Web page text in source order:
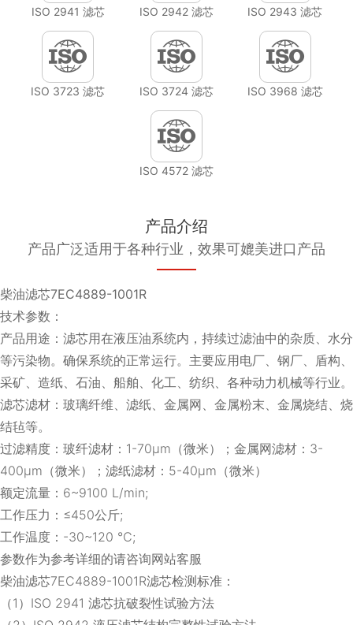
ISO 2941 滤芯 ISO 2942 滤芯 ISO 2943 滤芯
ISO 3723 滤芯 ISO 3724 滤芯 ISO 3968 滤芯
ISO 4572 滤芯
产品介绍
产品广泛适用于各种行业，效果可媲美进口产品
柴油滤芯7EC4889-1001R
技术参数：
产品用途：滤芯用在液压油系统内，持续过滤油中的杂质、水分
等污染物。确保系统的正常运行。主要应用电厂、钢厂、盾构、
采矿、造纸、石油、船舶、化工、纺织、各种动力机械等行业。
滤芯滤材：玻璃纤维、滤纸、金属网、金属粉末、金属烧结、烧
结毡等。
过滤精度：玻纤滤材：1-70μm（微米）；金属网滤材：3-
400μm（微米）；滤纸滤材：5-40μm（微米）
额定流量：6~9100 L/min;
工作压力：≤450公斤;
工作温度：-30~120 ℃;
参数作为参考详细的请咨询网站客服
柴油滤芯7EC4889-1001R滤芯检测标准：
（1）ISO 2941 滤芯抗破裂性试验方法